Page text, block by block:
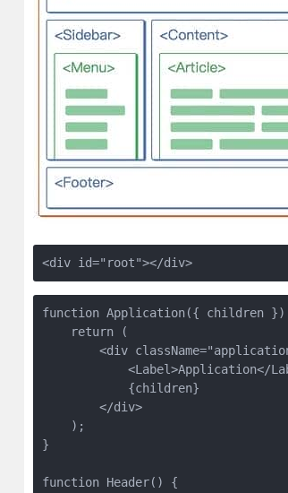
<div id="root"></div>
function Application({ children
    return (
<div
<Label>Application</
            {children}
        </div>
    );
}
function Header() {